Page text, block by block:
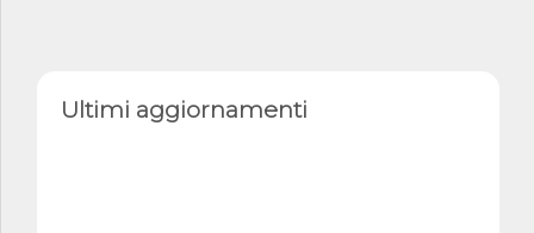
Ultimi aggiornamenti